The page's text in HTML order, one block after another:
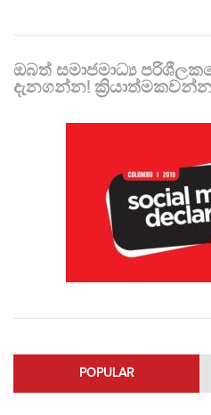
ඔබත් සමාජමාධ්‍ය
දැනගන්න!
POPULAR